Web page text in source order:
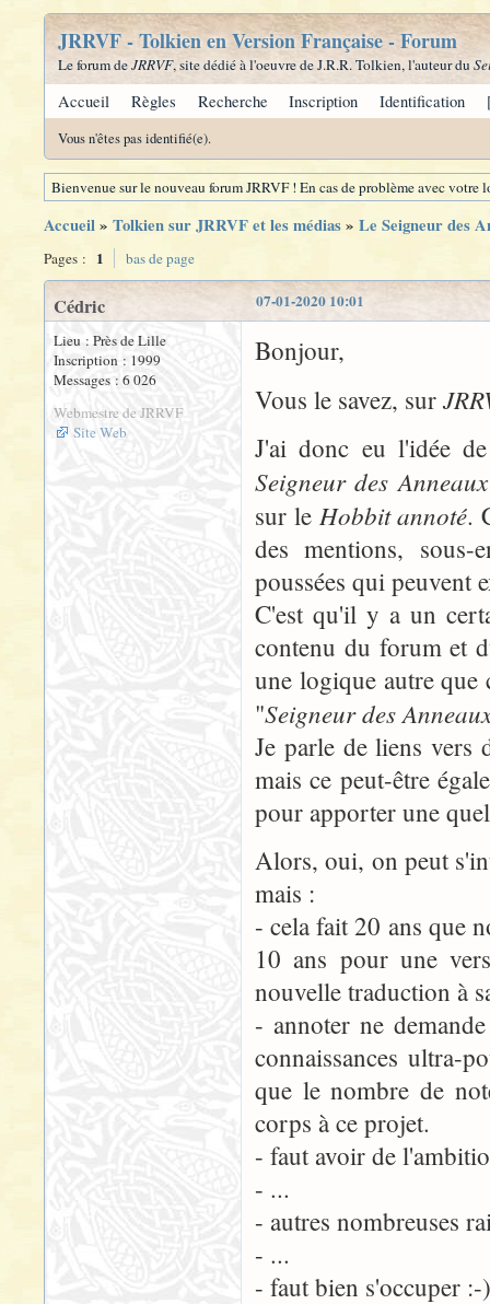
JRRVF - Tolkien en Version Française - Forum
Le forum deJRRVF, site dédié à l'oeuvre de J.R.R. Tolkien, l'auteur du
Accueil Règles Recherche Inscription Identification
Vous n'êtes pas identifié(e).
Bienvenue sur le nouveau forum JRRVF ! En cas de problème avec
Accueil» Tolkien sur JRRVF et les médias» Le Seigneur des
Pages : 1 bas de page
07-01-2020 10:01
Cédric
Lieu : Près de Lille
Inscription : 1999
Messages : 6 026
Webmestre de JRRVF
Site Web
Bonjour,
Vous le savez, sur
J'ai donc eu l'idée
Seigneur des Anneaux
sur le Hobbit annoté.
des mentions, sous-
poussées qui peuvent
C'est qu'il y a un
contenu du forum et
une logique autre que
"Seigneur des
Je parle de liens vers
mais ce peut-être
pour apporter une
Alors, oui, on peut
mais :
- cela fait 20 ans que
10 ans pour une
nouvelle traduction à
- annoter ne
connaissances ultra-
que le nombre de
corps à ce projet.
- faut avoir de
- ...
- autres nombreuses
- ...
- faut bien s'occuper :-)